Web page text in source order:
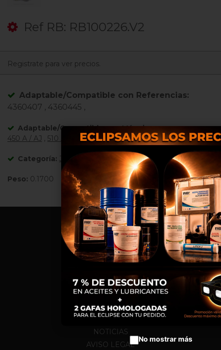
Ref RB: RB100226.V2
Registrate para ver precios.
Adaptable/Compatible con Referencias:
4360407 , 4360445 ,
Adaptable/Compatible con Máquinas:
450 A / AJ
510 AJ 600 A / AJ,800 A / AJ,1250 AJP
Categoría: Joysticks
Peso: 0.1700
HOME
NOSOTROS
CALENDARIO
PRODUCTOS
NOTICIAS
AVISO LEGAL
Nosotros utilizamos cookies propias y de
para proporcionarte una mejor experiencia de
compra, realizar un análisis estadístico que
sirve para mejorar el servicio y poder ofrecerte
mejores productos en anuncios publicitarios.
Configurar cookies
No mostrar más